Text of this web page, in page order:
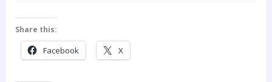
Share this:
Facebook X